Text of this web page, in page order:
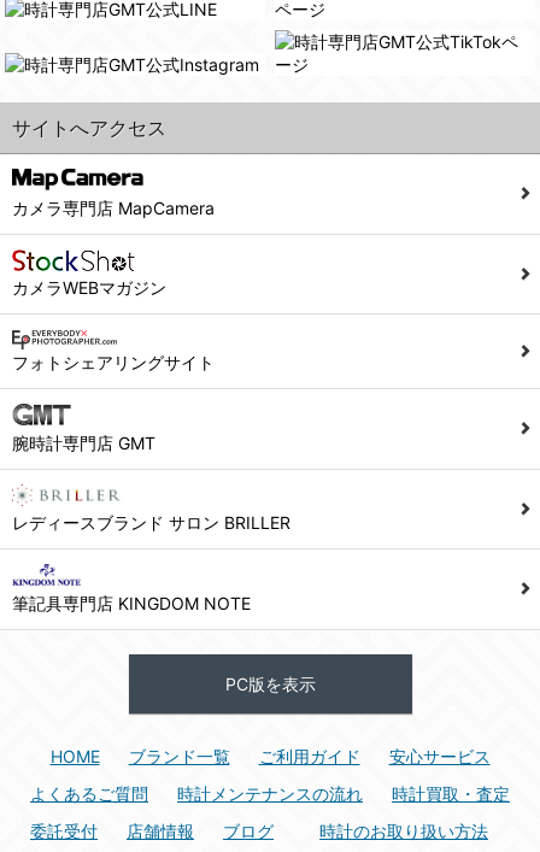
また利用者の統計的分析のため、または掲載された広告にクッキーを使用する場合があります。
シュッピン株式会社 個人情報相談窓口
Mail：privacy@syuppin.com (受付)
フォームにて入力されたメールアドレスに、本サイトのお知らせをメールにてお送りさせていただきます。
本サイト会員のお客様は
※設定変更前にログインする必要があります。
メールマガジン会員のお客様はこちら
7. ユーザーの義務
(1) 他のユーザー、第三者もしくは弊社の著作権又はその他の権利を侵害する行為、及び侵害する恐れのある行為。
(6) 犯罪的行為、または犯罪的行為に結びつく行為、もしくはその恐れのある行為。
(9) 弊社の企業活動の運営を妨げるような行為、誹謗するような行為。
(12) その他、法令に違反または違反する恐れのある行為。
(13) その他、弊社が不適切と判断する行為。
2) ユーザーは、本サイト及び本サービスの利用により、弊社または第三者が損害を被ったときは、かかる損害を賠償するものとします。
サイトへアクセス
カメラ専門店 MapCamera
カメラWEBマガジン
フォトシェアリングサイト
腕時計専門店 GMT
レディースブランド サロン BRILLER
筆記具専門店 KINGDOM NOTE
PC版を表示
HOME ブランド一覧 ご利用ガイド
安心サービス
よくあるご質問
時計メンテナンスの流れ
時計買取・査定
委託受付
店舗情報 ブログ 時計のお取り扱い方法